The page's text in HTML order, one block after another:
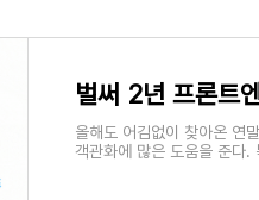
벌써 2년 프론트
올해도 어김없이 찾아온 연
객관화에 많은 도움을 준다.